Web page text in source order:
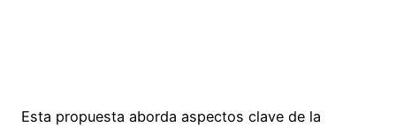
Esta propuesta aborda aspectos clave de la